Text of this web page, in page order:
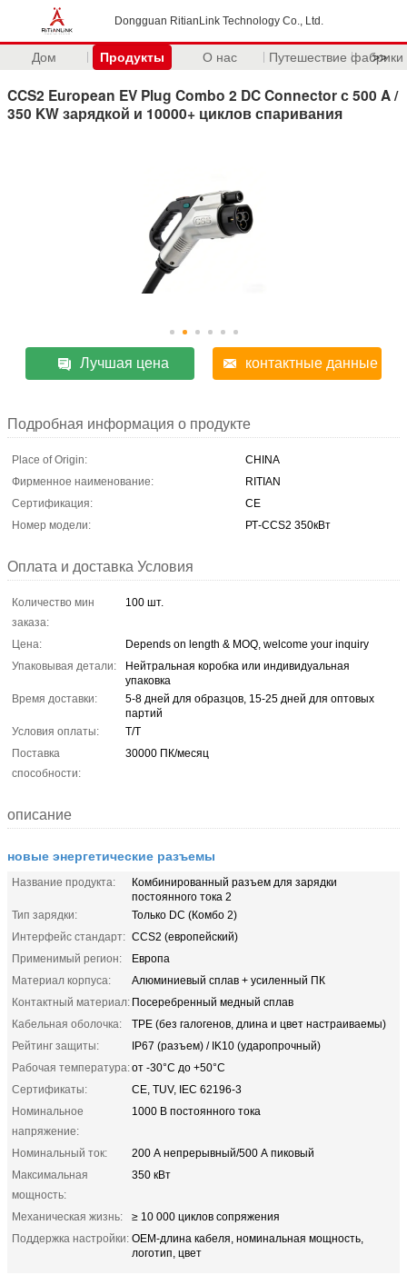
Dongguan RitianLink Technology Co., Ltd.
Дом Продукты О нас Путешествие фабрики
>>
CCS2 European EV Plug Combo 2 DC Connector с 500 A /
350 KW зарядкой и 10000+ циклов спаривания
Лучшая цена контактные данные
Подробная информация о продукте
Place of Origin:
CHINA
Фирменное наименование:
RITIAN
Сертификация:
CE
Номер модели:
РТ-CCS2 350кВт
Оплата и доставка Условия
Количество мин
заказа:
100 шт.
Цена:
Depends on length & MOQ, welcome your inquiry
Упаковывая детали:
Нейтральная коробка или индивидуальная
упаковка
Время доставки:
5-8 дней для образцов, 15-25 дней для оптовых
партий
Условия оплаты:
Т/Т
Поставка
способности:
30000 ПК/месяц
описание
новые энергетические разъемы
Название продукта:
Комбинированный разъем для зарядки
постоянного тока 2
Тип зарядки:
Только DC (Комбо 2)
Интерфейс стандарт: CCS2 (европейский)
Применимый регион:
Европа
Материал корпуса:
Алюминиевый сплав + усиленный ПК
Контактный материал: Посеребренный медный сплав
Кабельная оболочка:
TPE (без галогенов, длина и цвет настраиваемы)
Рейтинг защиты:
IP67 (разъем) / IK10 (ударопрочный)
Рабочая температура:от -30°С до +50°С
Сертификаты:
CE, TUV, IEC 62196-3
Номинальное
напряжение:
1000 В постоянного тока
Номинальный ток:
200 А непрерывный/500 А пиковый
Максимальная
мощность:
350 кВт
Механическая жизнь:
≥ 10 000 циклов сопряжения
Поддержка настройки: OEM-длина кабеля, номинальная мощность,
логотип, цвет